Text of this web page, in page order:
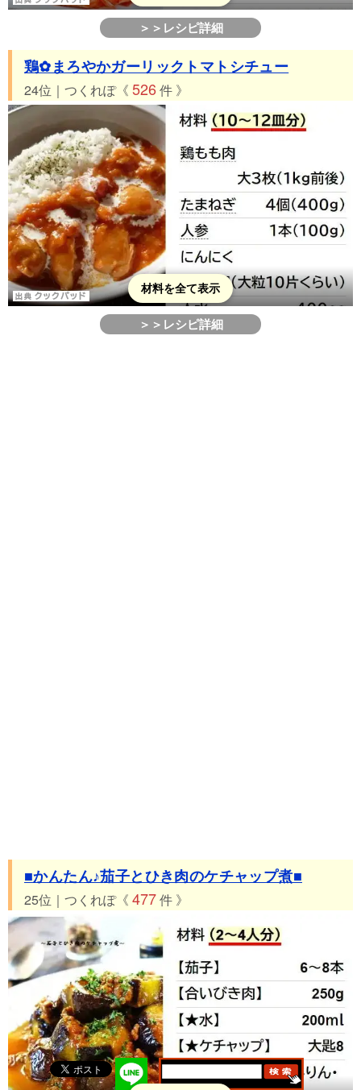
＞＞レシピ詳細
鶏✿まろやかガーリックトマトシチュー
24位｜つくれぽ《 526件 》
材料を全て表示
＞＞レシピ詳細
■かんたん♪茄子とひき肉のケチャップ煮■
25位｜つくれぽ《 477件 》